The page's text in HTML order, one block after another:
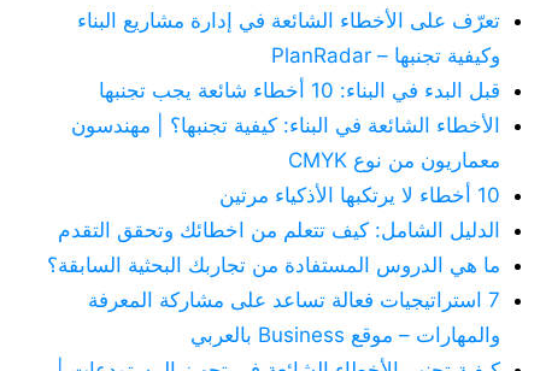
تعرّف على الأخطاء الشائعة في إدارة مشاريع البناء
وكيفية تجنبها – PlanRadar
قبل البدء في البناء: 10 أخطاء شائعة يجب تجنبها
الأخطاء الشائعة في البناء: كيفية تجنبها؟ | مهندسون
معماريون من نوع CMYK
10 أخطاء لا يرتكبها الأذكياء مرتين
الدليل الشامل: كيف تتعلم من اخطائك وتحقق التقدم
ما هي الدروس المستفادة من تجاربك البحثية السابقة؟
7 استراتيجيات فعالة تساعد على مشاركة المعرفة
والمهارات – موقع Business بالعربي